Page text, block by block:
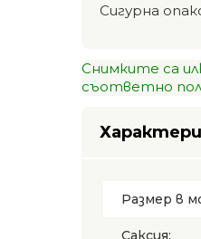
Сигурна
Снимките са
съответно
Размер в
Саксия: